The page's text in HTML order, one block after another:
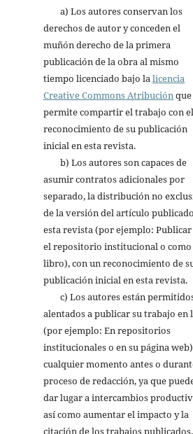
a) Los autores conservan los
derechos de autor y conceden el
muñón derecho de la primera
publicación de la obra al mismo
tiempo licenciado bajo lalicencia
Creative Commons Atribuciónque
permite compartir el trabajo con el
reconocimiento de su publicación
inicial en esta revista.
b) Los autores son capaces de
asumir contratos adicionales por
separado, la distribución no
de la versión del artículo
esta revista (por ejemplo: Publicar
el repositorio institucional o
libro), con un reconocimiento de
publicación inicial en esta revista.
c) Los autores están
alentados a publicar su trabajo en
(por ejemplo: En repositorios
institucionales o en su página
cualquier momento antes o
proceso de redacción, ya que
dar lugar a intercambios
así como aumentar el impacto y la
citación de los trabajos publicados.